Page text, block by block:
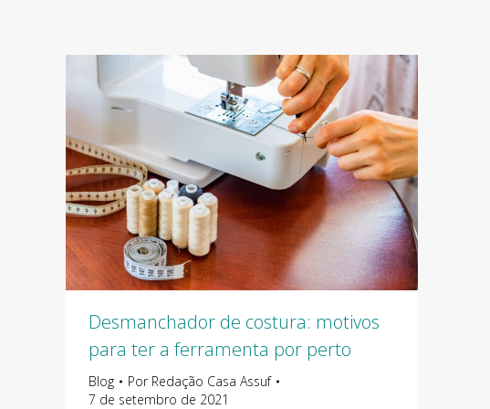
Desmanchador de costura: motivos
para ter a ferramenta por perto
Blog Por Redação Casa Assuf
7 de setembro de 2021